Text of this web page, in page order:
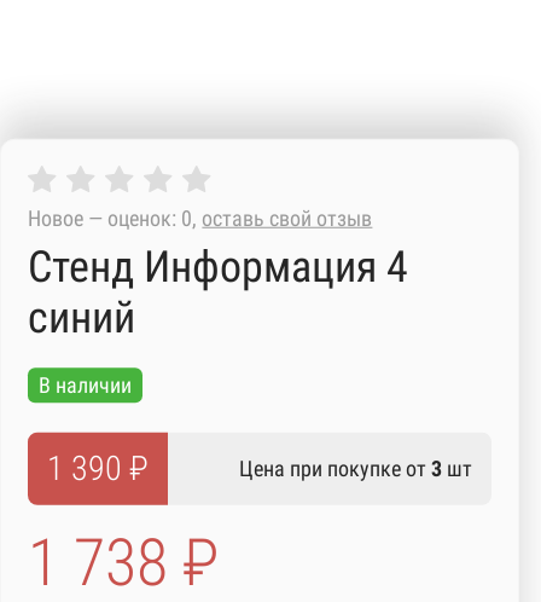
Новое — оценок: 0, оставь свой отзыв
Стенд Информация 4
синий
В наличии
1 390 ₽ Цена при покупке от 3шт
1 738 ₽